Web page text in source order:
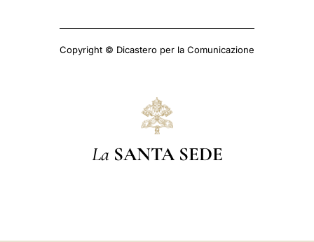
Copyright © Dicastero per la Comunicazione
La SANTA SEDE